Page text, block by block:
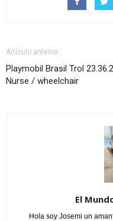
Artículo anterior
Playmobil Brasil Trol
Nurse / wheelchair
El
Hola soy Josemi un